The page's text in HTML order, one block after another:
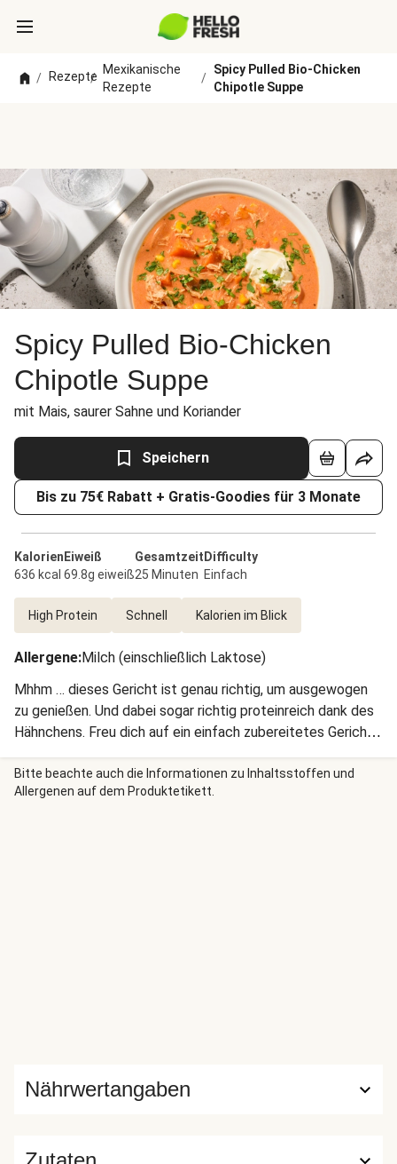
/ Rezepte
/
Mexikanische
Rezepte
/
Spicy Pulled Bio-Chicken
Chipotle Suppe
Spicy Pulled Bio-Chicken
Chipotle Suppe
mit Mais, saurer Sahne und Koriander
Speichern
Bis zu 75€ Rabatt + Gratis-Goodies für 3 Monate
Kalorien
636 kcal
Eiweiß
69.8g eiweiß
Gesamtzeit
25 Minuten
Difficulty
Einfach
High Protein Schnell Kalorien im Blick
Allergene:Milch (einschließlich Laktose)
Mhhm … dieses Gericht ist genau richtig, um ausgewogen
zu genießen. Und dabei sogar richtig proteinreich dank des
Hähnchens. Freu dich auf ein einfach zubereitetes Gericht,
das dir heute den Abend verschönert.
Bitte beachte auch die Informationen zu Inhaltsstoffen und
Allergenen auf dem Produktetikett.
Nährwertangaben